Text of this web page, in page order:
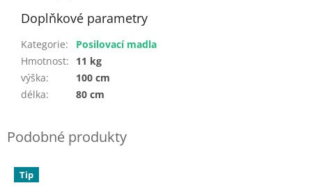
Doplňkové parametry
Kategorie:
Posilovací madla
Hmotnost:
11 kg
výška:
100 cm
délka: 80 cm
Tip